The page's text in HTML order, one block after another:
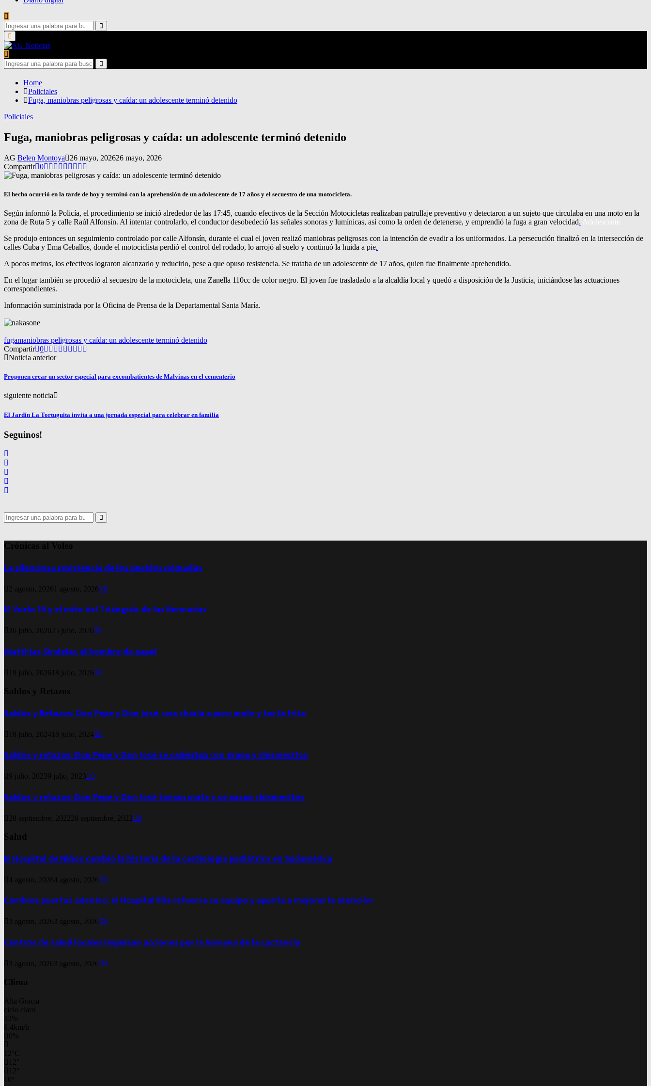
Search
for:
Search
Primary
Menu
Search
for:
Search
Home
Policiales
Fuga, maniobras peligrosas y caída: un adolescente terminó detenido
Policiales
Fuga, maniobras peligrosas y caída: un adolescente terminó detenido
AG Belen Montoya 26 mayo, 202626 mayo, 2026
Compartir 0
El hecho ocurrió en la tarde de hoy y terminó con la aprehensión de un adolescente de 17 años y el secuestro de una motocicleta.
Según informó la Policía, el procedimiento se inició alrededor de las 17:45, cuando efectivos de la Sección Motocicletas realizaban patrullaje preventivo y detectaron a un sujeto que circulaba en una moto en la
zona de Ruta 5 y calle Raúl Alfonsín. Al intentar controlarlo, el conductor desobedeció las señales sonoras y lumínicas, así como la orden de detenerse, y emprendió la fuga a gran velocidad.
Se produjo entonces un seguimiento controlado por calle Alfonsín, durante el cual el joven realizó maniobras peligrosas con la intención de evadir a los uniformados. La persecución finalizó en la intersección de
calles Cuba y Ema Ceballos, donde el motociclista perdió el control del rodado, lo arrojó al suelo y continuó la huida a pie.
A pocos metros, los efectivos lograron alcanzarlo y reducirlo, pese a que opuso resistencia. Se trataba de un adolescente de 17 años, quien fue finalmente aprehendido.
En el lugar también se procedió al secuestro de la motocicleta, una Zanella 110cc de color negro. El joven fue trasladado a la alcaldía local y quedó a disposición de la Justicia, iniciándose las actuaciones
correspondientes.
Información suministrada por la Oficina de Prensa de la Departamental Santa María.
fugamaniobras peligrosas y caída: un adolescente terminó detenido
Compartir 0
Noticia anterior
Proponen crear un sector especial para excombatientes de Malvinas en el cementerio
siguiente noticia
El Jardín La Tortuguita invita a una jornada especial para celebrar en familia
Seguinos!
Search
for:
Search
Crónicas al Voleo
La silenciosa resistencia de los pueblos nómadas
2 agosto, 2026 1 agosto, 2026 0
El Vuelo 19 y el mito del Triángulo de las Bermudas
26 julio, 2026 25 julio, 2026 0
Matthias Sindelar, el hombre de papel
19 julio, 2026 18 julio, 2026 0
Saldos y Retazos
Saldos y Retazos: Don Pepe y Don José, una charla a puro mate y torta frita
18 julio, 2024 18 julio, 2024 0
Saldos y retazos: Don Pepe y Don José se calientan con grapa y chismecitos
9 julio, 20239 julio, 2023 0
Saldos y retazos: Don Pepe y Don José toman mate y se pasan chismecitos
28 septiembre, 2022 28 septiembre, 2022 0
Salud
El Hospital de Niños cambió la historia de la cardiología pediátrica en Sudamérica
4 agosto, 20264 agosto, 2026 0
Cambios puertas adentro: el Hospital Illia refuerza su equipo y apunta a mejorar la atención
3 agosto, 2026 3 agosto, 2026 0
Centros de salud locales impulsan acciones por la Semana de la Lactancia
3 agosto, 2026 3 agosto, 2026 0
Clima
Alta Gracia
cielo claro
33%
8.4km/h
0%
C
10